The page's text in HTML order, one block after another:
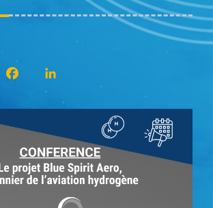
TwitterFacebookinstagram